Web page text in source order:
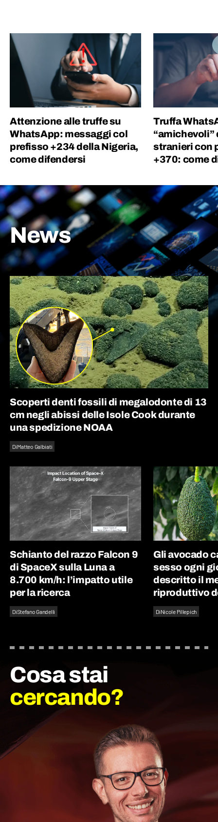
Attenzione alle truffe su
WhatsApp: messaggi col
prefisso +234 della Nigeria,
come difendersi
Truffa
“amichevoli”
stranieri con
+370: come
News
Scoperti denti fossili di megalodonte di 13
cm negli abissi delle Isole Cook durante
una spedizione NOAA
DiMatteo Galbiati
Schianto del razzo Falcon 9
di SpaceX sulla Luna a
8.700 km/h: l’impatto utile
per la ricerca
DiStefano Gandelli
Gli avocado
sesso ogni
descritto il
riproduttivo
DiNicole Pillepich
Cosa stai
cercando?